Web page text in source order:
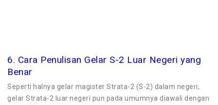
6. Cara Penulisan Gelar S-2 Luar Negeri yang
Benar
Seperti halnya gelar magister Strata-2 (S-2) dalam negeri,
gelar Strata-2 luar negeri pun pada umumnya diawali dengan